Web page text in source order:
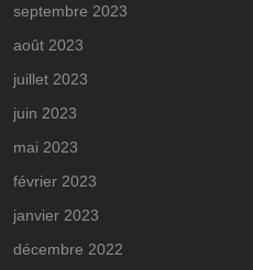
septembre 2023
août 2023
juillet 2023
juin 2023
mai 2023
février 2023
janvier 2023
décembre 2022